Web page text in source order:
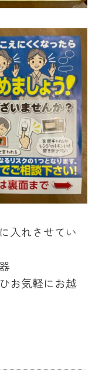
入れさせてい
お気軽にお越